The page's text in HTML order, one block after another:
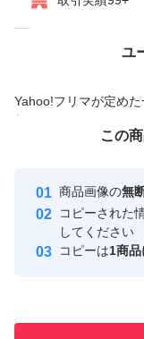
ユ
Yahoo!フリマが定め
付与しています
安心取引出品者
取引実績
価格の相談
この
商品画像の無
コピーされた
してください
コピーは1商品
この商品をみてい